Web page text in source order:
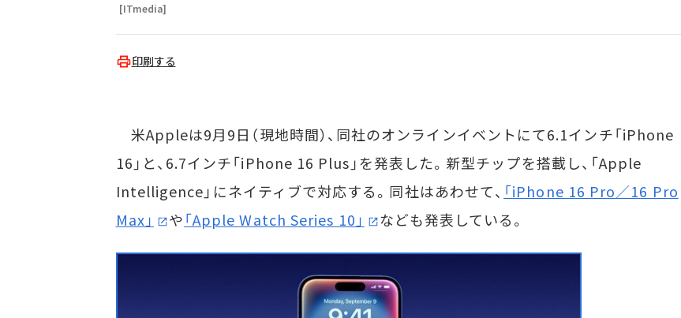
[ITmedia]
印刷する
米Appleは9月9日（現地時間）、同社のオンラインイベントにて6.1インチ「iPhone
16」と、6.7インチ「iPhone 16 Plus」を発表した。新型チップを搭載し、「Apple
Intelligence」にネイティブで対応する。同社はあわせて、 「iPhone 16 Pro／16 Pro
Max」
や「Apple Watch Series 10」 なども発表している。